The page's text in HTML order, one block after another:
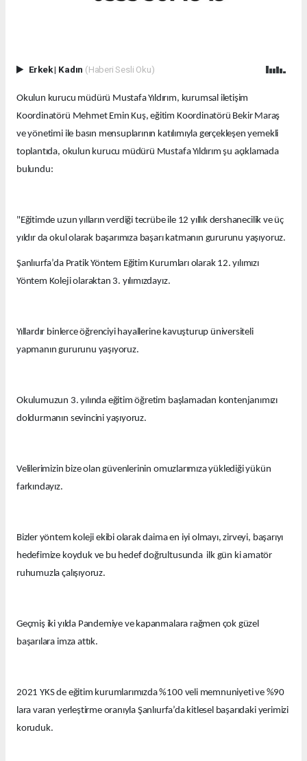
Erkek| Kadın (Haberi Sesli Oku)
Okulun kurucu müdürü Mustafa Yıldırım, kurumsal iletişim
Koordinatörü Mehmet Emin Kuş, eğitim Koordinatörü Bekir Maraş
ve yönetimi ile basın mensuplarının katılımıyla gerçekleşen yemekli
toplantıda, okulun kurucu müdürü Mustafa Yıldırım şu açıklamada
bulundu:
"Eğitimde uzun yılların verdiği tecrübe ile 12 yıllık dershanecilik ve üç
yıldır da okul olarak başarımıza başarı katmanın gururunu yaşıyoruz.
Şanlıurfa’da Pratik Yöntem Eğitim Kurumları olarak 12. yılımızı
Yöntem Koleji olaraktan 3. yılımızdayız.
Yıllardır binlerce öğrenciyi hayallerine kavuşturup üniversiteli
yapmanın gururunu yaşıyoruz.
Okulumuzun 3. yılında eğitim öğretim başlamadan kontenjanımızı
doldurmanın sevincini yaşıyoruz.
Velilerimizin bize olan güvenlerinin omuzlarımıza yüklediği yükün
farkındayız.
Bizler yöntem koleji ekibi olarak daima en iyi olmayı, zirveyi, başarıyı
hedefimize koyduk ve bu hedef doğrultusunda ilk gün ki amatör
ruhumuzla çalışıyoruz.
Geçmiş iki yılda Pandemiye ve kapanmalara rağmen çok güzel
başarılara imza attık.
2021 YKS de eğitim kurumlarımızda %100 veli memnuniyeti ve %90
lara varan yerleştirme oranıyla Şanlıurfa’da kitlesel başarıdaki yerimizi
koruduk.